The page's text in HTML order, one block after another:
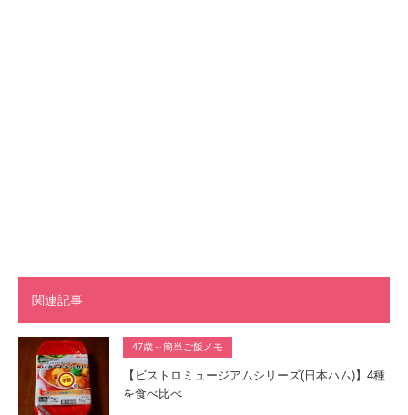
関連記事
47歳～簡単ご飯メモ
【ビストロミュージアムシリーズ(日本ハム)】4種
を食べ比べ